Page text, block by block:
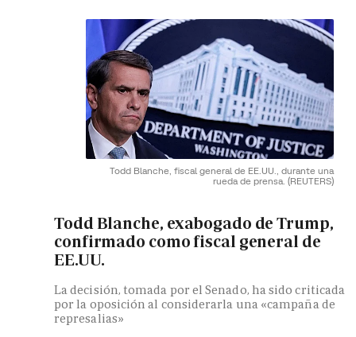
Todd Blanche, fiscal general de EE.UU., durante una
rueda de prensa. (REUTERS)
Todd Blanche, exabogado de Trump,
confirmado como fiscal general de
EE.UU.
La decisión, tomada por el Senado, ha sido criticada
por la oposición al considerarla una «campaña de
represalias»